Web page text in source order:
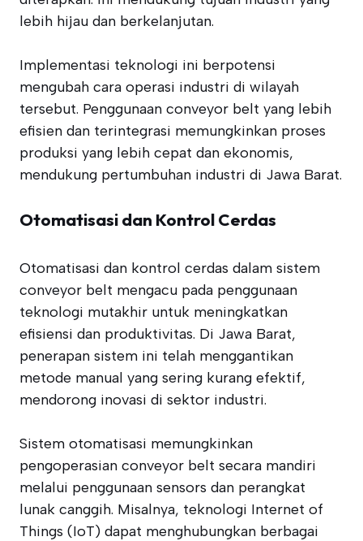
lebih hijau dan berkelanjutan.
Implementasi teknologi ini berpotensi
mengubah cara operasi industri di wilayah
tersebut. Penggunaan conveyor belt yang lebih
efisien dan terintegrasi memungkinkan proses
produksi yang lebih cepat dan ekonomis,
mendukung pertumbuhan industri di Jawa Barat.
Otomatisasi dan Kontrol Cerdas
Otomatisasi dan kontrol cerdas dalam sistem
conveyor belt mengacu pada penggunaan
teknologi mutakhir untuk meningkatkan
efisiensi dan produktivitas. Di Jawa Barat,
penerapan sistem ini telah menggantikan
metode manual yang sering kurang efektif,
mendorong inovasi di sektor industri.
Sistem otomatisasi memungkinkan
pengoperasian conveyor belt secara mandiri
melalui penggunaan sensors dan perangkat
lunak canggih. Misalnya, teknologi Internet of
Things (IoT) dapat menghubungkan berbagai